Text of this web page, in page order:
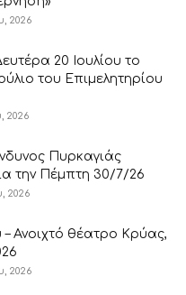
2026
20 Ιουλίου το
του Επιμελητηρίου
2026
Πυρκαγιάς
την Πέμπτη 30/7/26
2026
Ανοιχτό θέατρο Κρύας,
2026